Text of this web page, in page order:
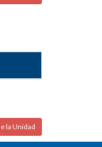
la Unidad